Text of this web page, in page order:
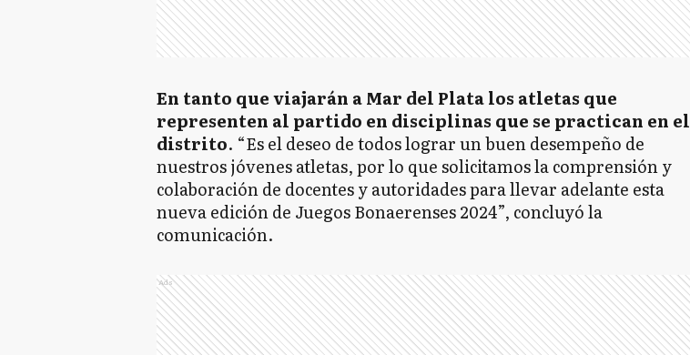
En tanto que viajarán a Mar del Plata los atletas que
representen al partido en disciplinas que se practican en el
distrito. “Es el deseo de todos lograr un buen desempeño de
nuestros jóvenes atletas, por lo que solicitamos la comprensión y
colaboración de docentes y autoridades para llevar adelante esta
nueva edición de Juegos Bonaerenses 2024”, concluyó la
comunicación.
Ads